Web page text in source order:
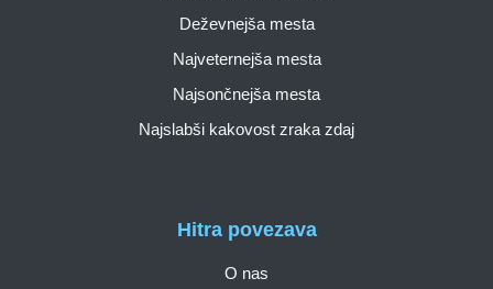
Hitra povezava
O nas
Deževnejša mesta
Najveternejša mesta
Najsončnejša mesta
Najslabši kakovost zraka zdaj